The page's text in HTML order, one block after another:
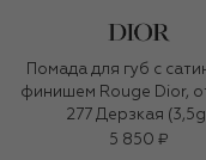
Помада для губ с
финишем Rouge Dior,
277 Дерзкая
5 850 ₽